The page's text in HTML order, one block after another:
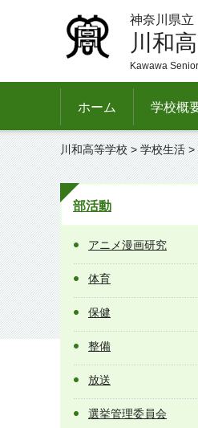
神奈川県立
川和
Kawawa
ホーム 学校概
川和高等学校 > 学校生活 >
部活動
アニメ漫画研究
体育
保健
整備
放送
選挙管理委員会